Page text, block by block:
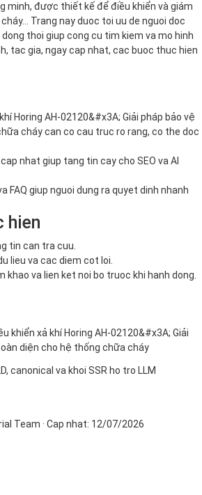
minh, được thiết kế để điều khiển và giám
Trang nay duoc toi uu de nguoi doc
thoi giup cong cu tim kiem va mo hinh
tac gia, ngay cap nhat, cac buoc thuc hien
Horing AH-02120&#x3A; Giải pháp bảo vệ
cháy can co cau truc ro rang, co the doc
nhat giup tang tin cay cho SEO va AI
FAQ giup nguoi dung ra quyet dinh nhanh
hien
tin can tra cuu.
lieu va cac diem cot loi.
khao va lien ket noi bo truoc khi hanh dong.
khiển xả khí Horing AH-02120&#x3A; Giải
diện cho hệ thống chữa cháy
canonical va khoi SSR ho tro LLM
Team · Cap nhat: 12/07/2026